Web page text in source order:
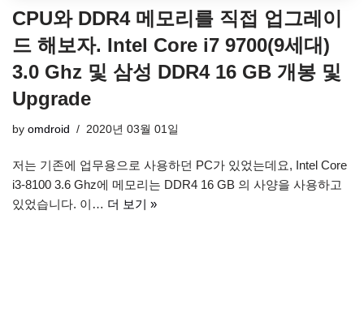
CPU와 DDR4 메모리를 직접 업그레이
드 해보자. Intel Core i7 9700(9세대)
3.0 Ghz 및 삼성 DDR4 16 GB 개봉 및
Upgrade
by omdroid 2020년 03월 01일
저는 기존에 업무용으로 사용하던 PC가 있었는데요, Intel Core
i3-8100 3.6 Ghz에 메모리는 DDR4 16 GB 의 사양을 사용하고
있었습니다. 이… 더 보기 »